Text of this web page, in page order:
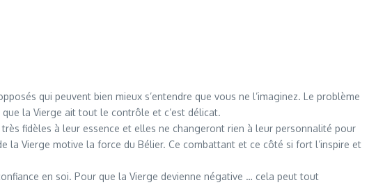
qui peuvent bien mieux s’entendre que vous ne l’imaginez. Le problème
la Vierge ait tout le contrôle et c’est délicat.
fidèles à leur essence et elles ne changeront rien à leur personnalité pour
la Vierge motive la force du Bélier. Ce combattant et ce côté si fort l’inspire et
en soi. Pour que la Vierge devienne négative … cela peut tout